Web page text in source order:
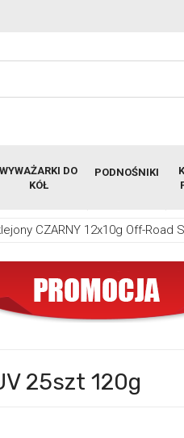
WYWAŻARKI DO
KÓŁ
PODNOŚNIKI
CZARNY 12x10g Off-Road
25szt 120g